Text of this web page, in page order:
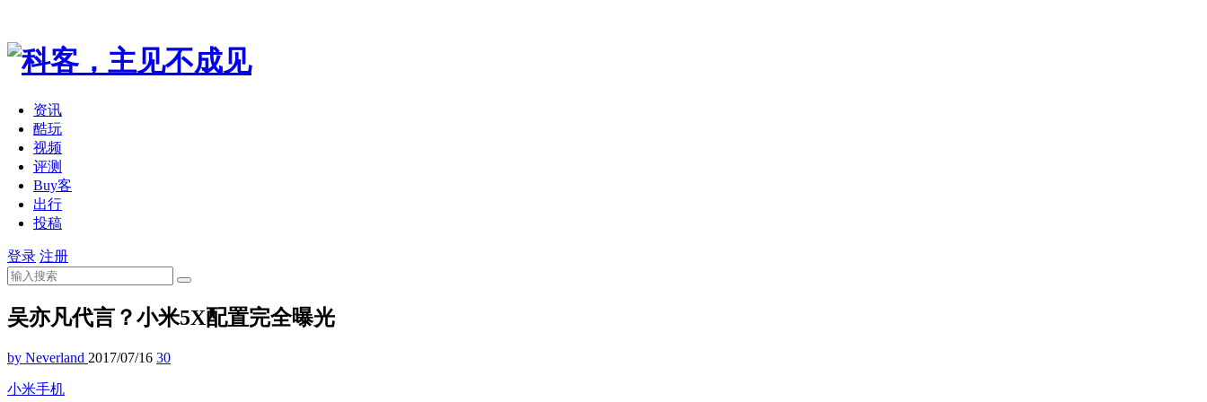
资讯
酷玩
视频
评测
Buy客
出行
投稿
登录 注册
吴亦凡代言？小米5X配置完全曝光
by Neverland 2017/07/16 30
小米手机